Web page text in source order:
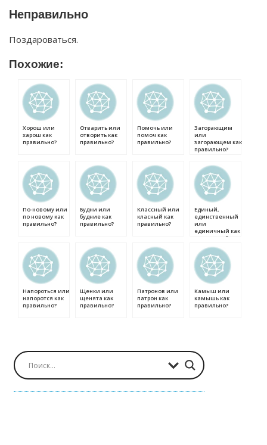
Неправильно
Поздароваться.
Похожие:
Хорош или
харош как
правильно?
Отварить или
отворить как
правильно?
Помочь или
помоч как
правильно?
Загорающим
или
загорающем как
правильно?
По-новому или
по новому как
правильно?
Будни или
будние как
правильно?
Классный или
класный как
правильно?
Единый,
единственный
или
единичный как
правильно?
Напороться или
напоротся как
правильно?
Щенки или
щенята как
правильно?
Патронов или
патрон как
правильно?
Камыш или
камышь как
правильно?